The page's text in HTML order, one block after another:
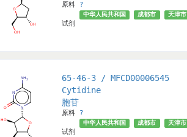
√ 北京市
原料 ?
试剂
中华人民共和国 成都市 天津市
√ 北京市
65-46-3 / MFCD00006545
Cytidine
胞苷
原料 ?
试剂
中华人民共和国 成都市 天津市